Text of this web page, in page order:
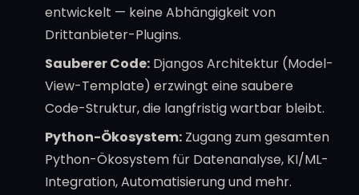
entwickelt — keine Abhängigkeit von
Drittanbieter-Plugins.
Sauberer Code: Djangos Architektur (Model-
View-Template) erzwingt eine saubere
Code-Struktur, die langfristig wartbar bleibt.
Python-Ökosystem: Zugang zum gesamten
Python-Ökosystem für Datenanalyse, KI/ML-
Integration, Automatisierung und mehr.